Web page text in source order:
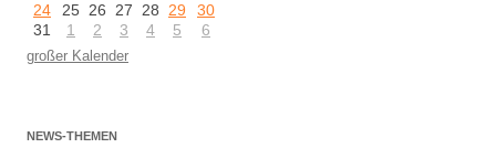
24
25 26 27 28 29
30
31
1 2 3 4 5 6
großer Kalender
NEWS-THEMEN